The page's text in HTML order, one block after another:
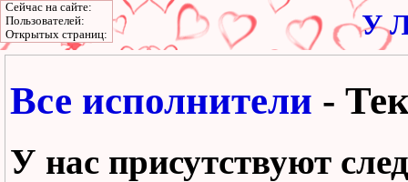
У
Все исполнители -
У нас присутствуют
Сейчас на сайте:
Пользователей:
Открытых страниц: